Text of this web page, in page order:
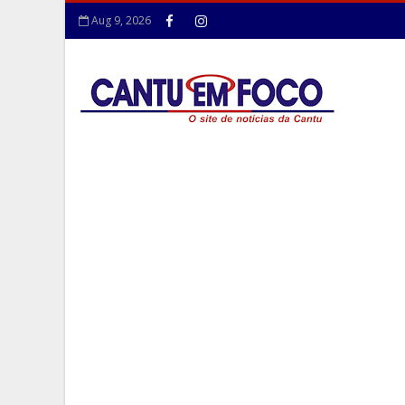
Aug 9, 2026